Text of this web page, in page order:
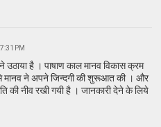
PM
उ‌ठाया है । पाषाण काल मानव विकास क्रम
मानव ने अपने जिन्दगी की शुरूआत की । और
की नीव रखी गयी है । जानकारी देने के लिये